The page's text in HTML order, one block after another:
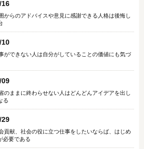
16
らのアドバイスや意見に感謝できる人格は後悔し
10
できない人は自分がしていることの価値にも気づ
09
ままに終わらせない人はどんどんアイデアを出し
る
29
献、社会の役に立つ仕事をしたいならば、はじめ
必要である